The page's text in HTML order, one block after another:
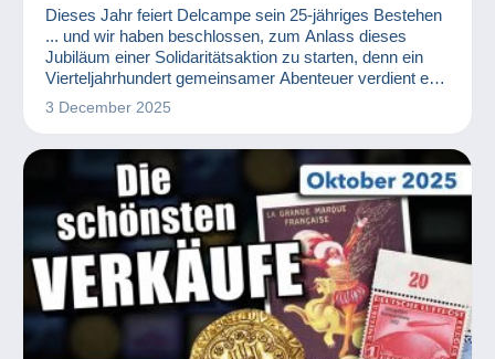
DELCAMPE-EREIGNISSE
KUNST UND ANTIQUITÄNTEN
MÜNZEN UND BANKNOTEN
WERBUNG
Dieses Jahr feiert Delcampe sein 25-jähriges Bestehen
... und wir haben beschlossen, zum Anlass dieses
Jubiläum einer Solidaritätsaktion zu starten, denn ein
Vierteljahrhundert gemeinsamer Abenteuer verdient es
auch, denen die Hand zu reichen, die sie am
3 December 2025